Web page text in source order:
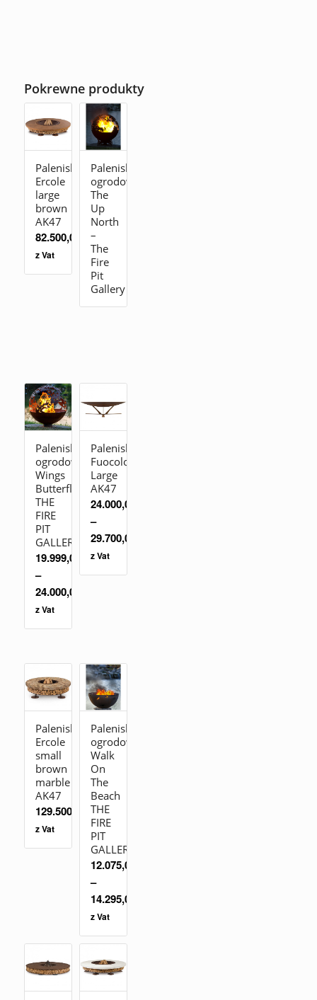
Pokrewne produkty
Palenisko
Ercole
large
brown
AK47
82.500,00
z Vat
Palenisko
ogrodowe
The
Up
North
–
The
Fire
Pit
Gallery
Palenisko
ogrodowe
Wings
Butterfly
THE
FIRE
PIT
GALLERY
19.999,00
–
24.000,00
z Vat
Palenisko
Fuocolo
Large
AK47
24.000,00
–
29.700,00
z Vat
Palenisko
Ercole
small
brown
marble
AK47
129.500,00 zł
z Vat
Palenisko
ogrodowe
Walk
On
The
Beach
THE
FIRE
PIT
GALLERY
12.075,00
–
14.295,00
z Vat